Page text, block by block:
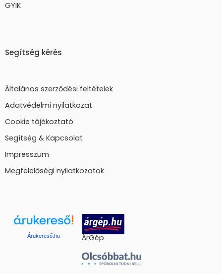
GYIK
Segítség kérés
Általános szerződési feltételek
Adatvédelmi nyilatkozat
Cookie tájékoztató
Segítség & Kapcsolat
Impresszum
Megfelelőségi nyilatkozatok
Árukereső.hu ÁrGép